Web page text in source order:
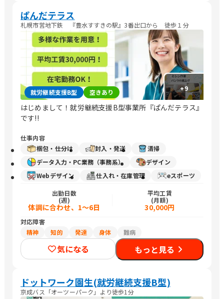
ぱんだテラス
札幌市営地下鉄 『豊水すすきの駅』3番出口から 徒歩１分
+9
就労継続支援B型 空きあり
はじめまして！就労継続支援B型事業所『ぱんだテラス』
です!!
仕事内容
梱包・仕分け
封入・発送
清掃
データ入力・PC業務（事務系）
デザイン
Webデザイン
仕入れ・在庫管理 eスポーツ
出勤日数
(週)
体調に合わせ、1～6日
平均工賃
(月額)
30,000円
対応障害
精神
知的 発達 身体 難病
気になる もっと見る
ドットワーク園生(就労継続支援B型)
京成バス「オーツーパーク」より徒歩1分